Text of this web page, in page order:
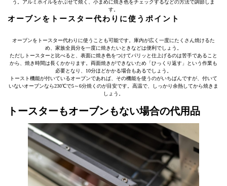
う。アルミホイルをかぶせて焼く、小まめに焼き色をチェックするなどの方法で調節しま
す。
オーブンをトースター代わりに使うポイント
オーブンをトースター代わりに使うことも可能です。庫内が広く一度にたくさん焼けるた
め、家族全員分を一度に焼きたいときなどは便利でしょう。
ただしトースターと比べると、表面に焼き色をつけてパリッと仕上げるのは苦手であること
から、焼き時間は長くかかります。両面焼きができないため「ひっくり返す」という作業も
必要となり、10分ほどかかる場合もあるでしょう。
トースト機能が付いているオーブンであれば、その機能を使うのがいちばんですが、付いて
いないオーブンなら230℃で5～6分焼くのが目安です。高温で、しっかり余熱してから焼きま
しょう。
トースターもオーブンもない場合の代用品